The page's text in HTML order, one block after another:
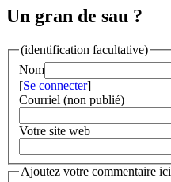
Un gran de sau ?
(identification facultative)
Nom
[Se connecter]
Courriel (non publié)
Votre site web
Ajoutez votre commentaire ici